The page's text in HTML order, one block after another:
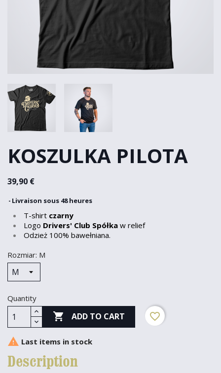
KOSZULKA PILOTA
39,90 €
Livraison sous 48 heures
T-shirt czarny
Logo Drivers' Club Spółka w relief
Odzież 100% bawełniana.
Rozmiar: M
Quantity
 ADD TO CART favorite_border
 Last items in stock
Description